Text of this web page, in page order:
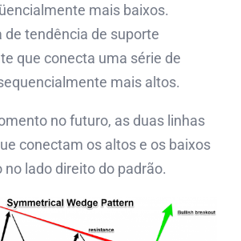
mais baixos.
de tendência de suporte
que conecta uma série de
mais altos.
no futuro, as duas linhas
conectam os altos e os baixos
no lado direito do padrão.